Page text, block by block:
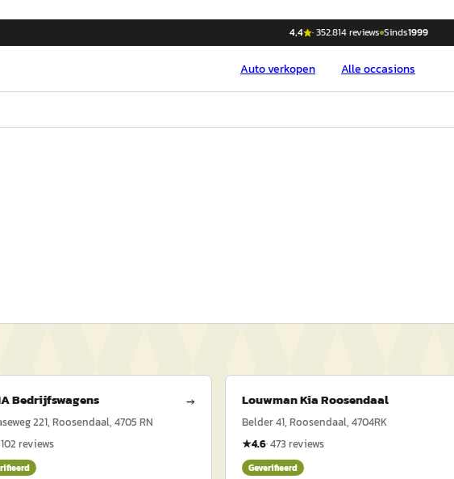
4,4 ·352.814reviews Sinds1999
Autoverkopen Alle occasions
Bedrijfswagens →
221, Roosendaal, 4705 RN
102 reviews
Louwman Kia Roosendaal
Belder 41, Roosendaal, 4704RK
★4.6·473 reviews
Geverifieerd